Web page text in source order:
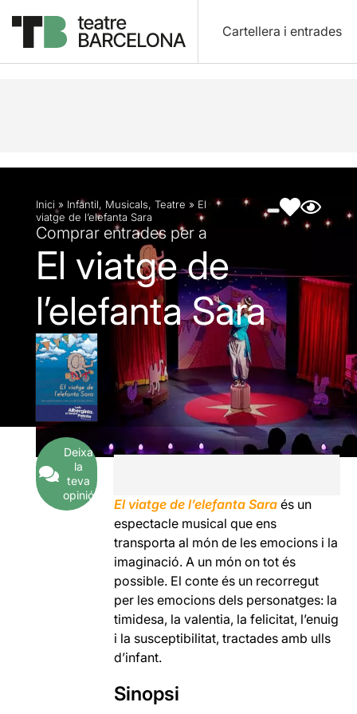
Cartellera i entrades
Descripció Fitxa artística Fotos i vídeos
Inici » Infantil, Musicals, Teatre » El
viatge de l’elefanta Sara
Comprar entrades per a
El viatge de
l’elefanta Sara
Deixa
la
teva
opinió
El viatge de l’elefanta Sara és un
espectacle musical que ens
transporta al món de les emocions i la
imaginació. A un món on tot és
possible. El conte és un recorregut
per les emocions dels personatges: la
timidesa, la valentia, la felicitat, l’enuig
i la susceptibilitat, tractades amb ulls
d’infant.
Sinopsi